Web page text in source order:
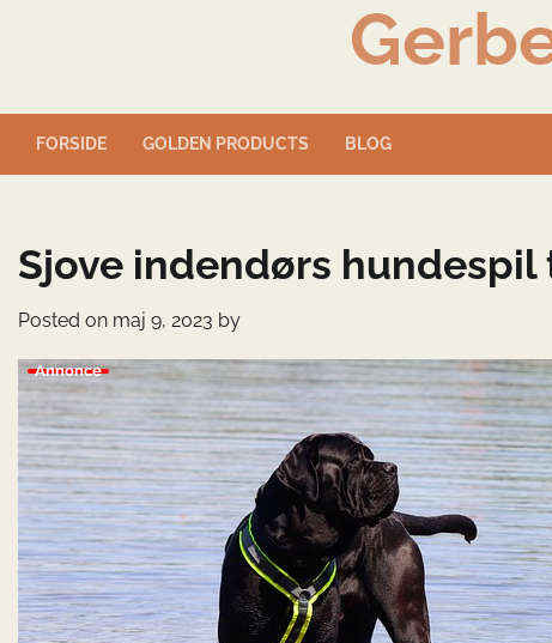
FORSIDE GOLDEN PRODUCTS BLOG
Sjove indendørs
Posted on maj 9, 2023 by
Annonce